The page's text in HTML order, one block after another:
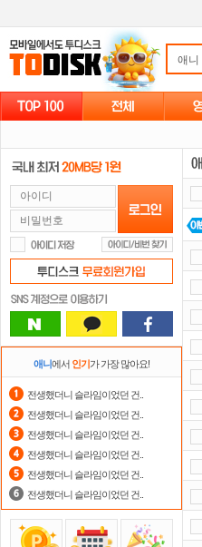
애니
애니에서 인기가 가장 많아요!
전생했더니 슬라임이었던 건..
전생했더니 슬라임이었던 건..
전생했더니 슬라임이었던 건..
전생했더니 슬라임이었던 건..
전생했더니 슬라임이었던 건..
전생했더니 슬라임이었던 건..